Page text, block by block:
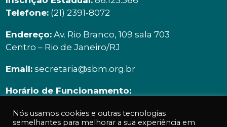
Telefone: (21) 2391-8072
Endereço: Av. Rio Branco, 109 sala 703
Centro – Rio de Janeiro/RJ
Email: secretaria@sbm.org.br
Horário de Funcionamento:
Nós usamos cookies e outras tecnologias
semelhantes para melhorar a sua experiência em